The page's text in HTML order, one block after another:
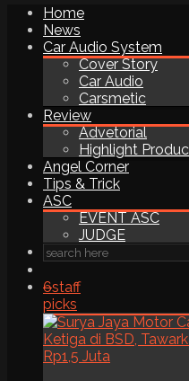
Home
News
Car Audio System
Cover Story
Car Audio
Carsmetic
Review
Advetorial
Highlight
Angel Corner
Tips & Trick
ASC
EVENT ASC
JUDGE
6staff
picks